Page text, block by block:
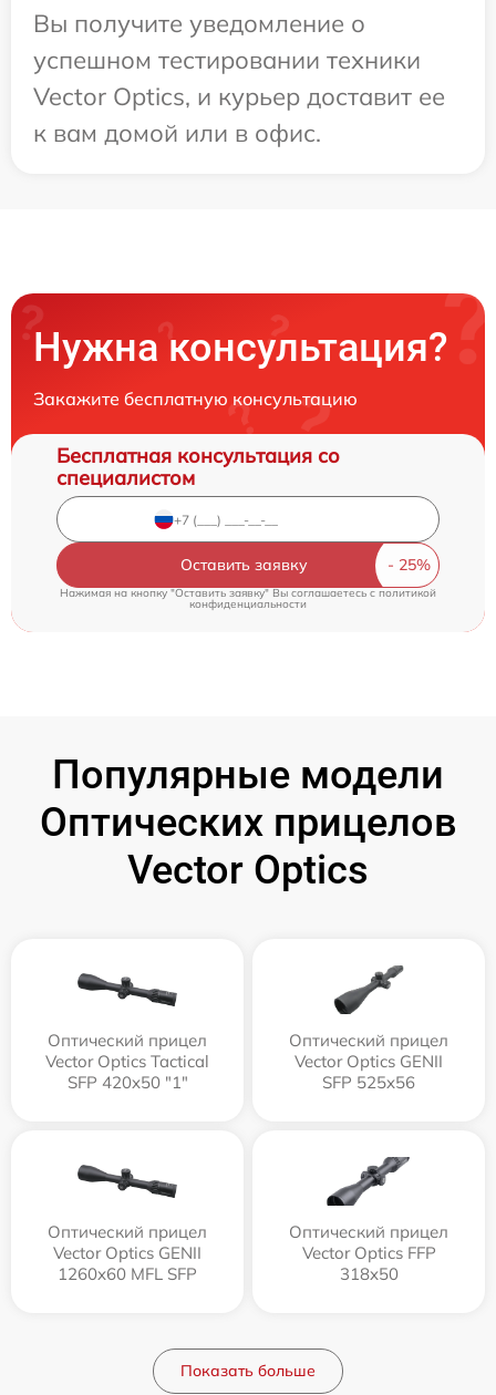
Вы получите уведомление о
успешном тестировании техники
Vector Optics, и курьер доставит ее
к вам домой или в офис.
Нужна консультация?
Закажите бесплатную консультацию
Бесплатная консультация со
специалистом
Оставить заявку
Нажимая на кнопку "Оставить заявку" Вы соглашаетесь cполитикой
конфиденциальности
Популярные модели
Оптических прицелов
Vector Optics
Оптический прицел
Vector Optics Tactical
SFP 420x50 "1"
Оптический прицел
Vector Optics GENII
SFP 525x56
Оптический прицел
Vector Optics GENII
1260x60 MFL SFP
Оптический прицел
Vector Optics FFP
318x50
Показать больше